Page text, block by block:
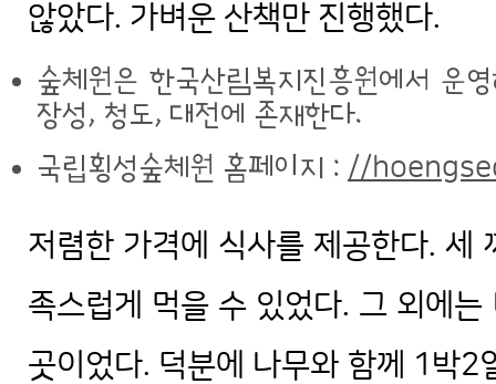
않았다. 가벼운 산책만 진행했다.
숲체원은 한국산림복지진흥원에서 운
장성, 청도, 대전에 존재한다.
국립횡성숲체원 홈페이지 : //
저렴한 가격에 식사를 제공한다.
족스럽게 먹을 수 있었다. 그 외에
곳이었다. 덕분에 나무와 함께 1박2